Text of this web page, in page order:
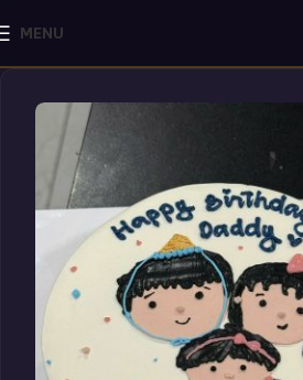
MENU